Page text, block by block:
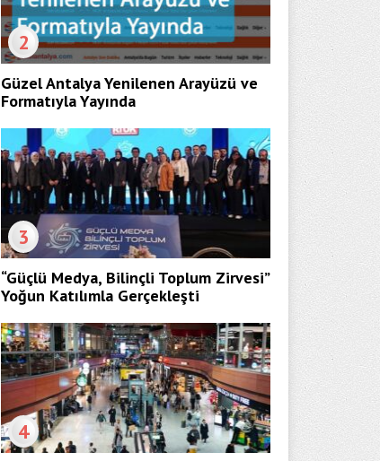
2
Güzel Antalya Yenilenen Arayüzü ve
Formatıyla Yayında
3
“Güçlü Medya, Bilinçli Toplum Zirvesi”
Yoğun Katılımla Gerçekleşti
4